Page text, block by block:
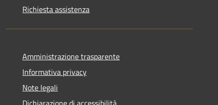
Richiesta assistenza
Amministrazione trasparente
Informativa privacy
Note legali